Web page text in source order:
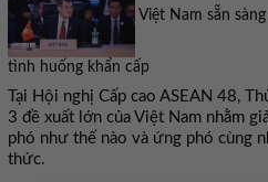
Việt Nam sẵn
tình huống khẩn cấp
Tại Hội nghị Cấp cao ASEAN 48,
3 đề xuất lớn của Việt Nam nhằm
phó như thế nào và ứng phó cùng
thức.